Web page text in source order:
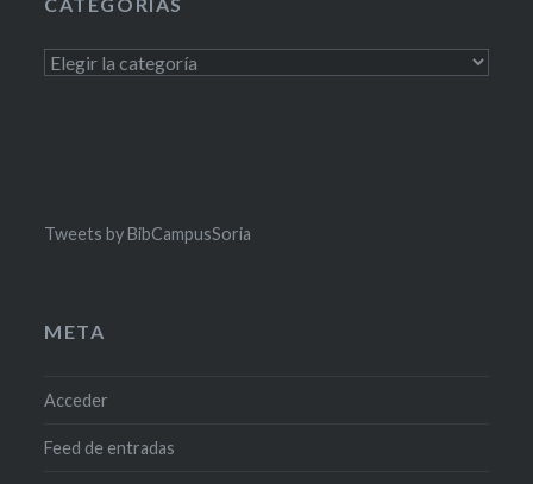
Categorías
Tweets by BibCampusSoria
META
Acceder
Feed de entradas